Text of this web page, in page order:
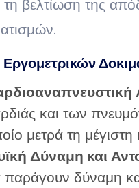
τη βελτίωση της
Εργομετρικών
και των
μετρά τη
Δύναμη και
παράγουν δύναμη